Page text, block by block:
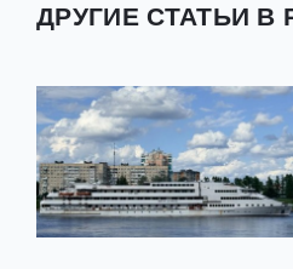
ДРУГИЕ СТАТЬИ В